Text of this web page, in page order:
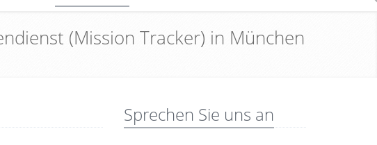
(Mission Tracker) in München
Sprechen Sie uns an